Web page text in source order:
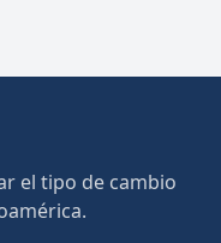
el tipo de cambio